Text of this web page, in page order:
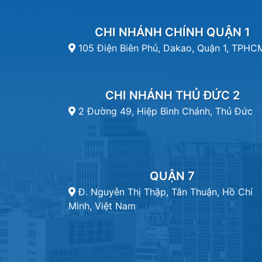
CHI NHÁNH CHÍNH QUẬN 1
105 Điện Biên Phủ, Dakao, Quận 1,
CHI NHÁNH THỦ ĐỨC 2
2 Đường 49, Hiệp Bình Chánh, Thủ Đức
QUẬN 7
Đ. Nguyễn Thị Thập, Tân Thuận, Hồ Chí
Minh, Việt Nam